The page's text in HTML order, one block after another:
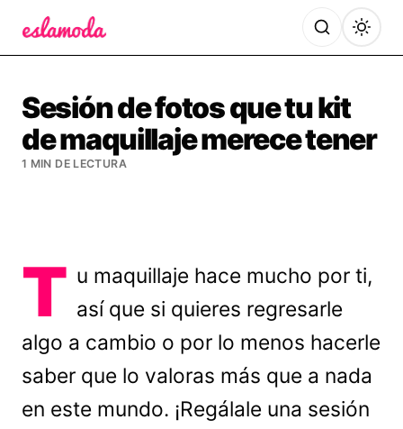
Sesión de fotos que tu kit
de maquillaje merece tener
1 MIN DE LECTURA
T u maquillaje hace mucho por ti,
así que si quieres regresarle
algo a cambio o por lo menos hacerle
saber que lo valoras más que a nada
en este mundo. ¡Regálale una sesión